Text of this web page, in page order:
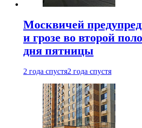
Москвичей
и грозе во второй
дня пятницы
2 года спустя2 года спустя